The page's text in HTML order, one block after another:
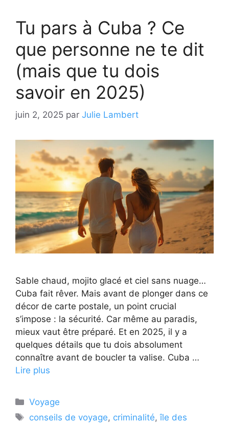
Tu pars à Cuba ? Ce
que personne ne te dit
(mais que tu dois
savoir en 2025)
juin 2, 2025 par Julie Lambert
Sable chaud, mojito glacé et ciel sans nuage…
Cuba fait rêver. Mais avant de plonger dans ce
décor de carte postale, un point crucial
s’impose : la sécurité. Car même au paradis,
mieux vaut être préparé. Et en 2025, il y a
quelques détails que tu dois absolument
connaître avant de boucler ta valise. Cuba …
Lire plus
Catégories
Voyage
Étiquettes
conseils de voyage, criminalité,île des